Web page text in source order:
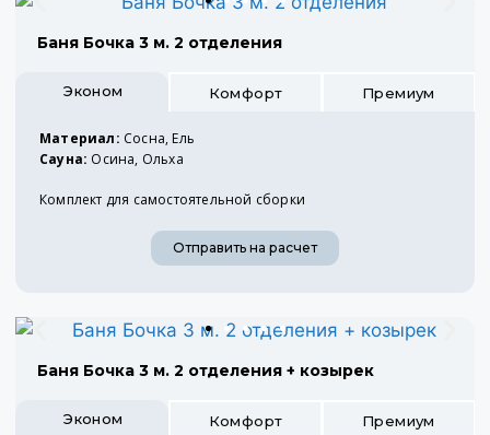
Баня Бочка 3 м. 2 отделения
Эконом Комфорт Премиум
Материал: Сосна, Ель
Сауна: Осина, Ольха
Комплект для самостоятельной сборки
Отправить на расчет
Баня Бочка 3 м. 2 отделения + козырек
Эконом Комфорт Премиум